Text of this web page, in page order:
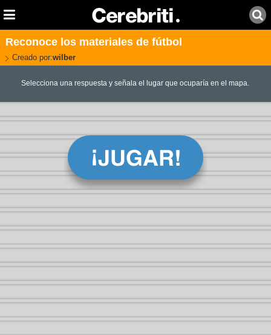
Reconoce los materiales de fútbol
Creado por:wilber
Selecciona una respuesta y señala el lugar que ocuparía en el mapa.